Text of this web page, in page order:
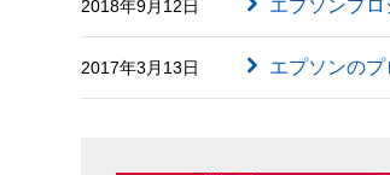
2018年9月12日 エプソンプ
2017年3月13日 エプソンの